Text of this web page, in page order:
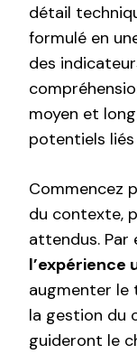
détail
formulé en
des
moyen et
potentiels
Commencez
du contexte,
attendus. Par
l’expérience
augmenter le
la gestion du
guideront le